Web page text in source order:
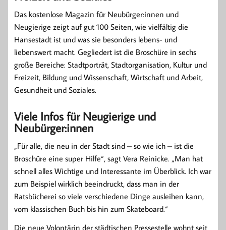
Das kostenlose Magazin für Neubürger:innen und
Neugierige zeigt auf gut 100 Seiten, wie vielfältig die
Hansestadt ist und was sie besonders lebens- und
liebenswert macht. Gegliedert ist die Broschüre in sechs
große Bereiche: Stadtporträt, Stadtorganisation, Kultur und
Freizeit, Bildung und Wissenschaft, Wirtschaft und Arbeit,
Gesundheit und Soziales.
Viele Infos für Neugierige und
Neubürger:innen
„Für alle, die neu in der Stadt sind – so wie ich – ist die
Broschüre eine super Hilfe“, sagt Vera Reinicke. „Man hat
schnell alles Wichtige und Interessante im Überblick. Ich war
zum Beispiel wirklich beeindruckt, dass man in der
Ratsbücherei so viele verschiedene Dinge ausleihen kann,
vom klassischen Buch bis hin zum Skateboard.“
Die neue Volontärin der städtischen Pressestelle wohnt seit